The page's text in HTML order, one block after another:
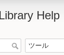
Help